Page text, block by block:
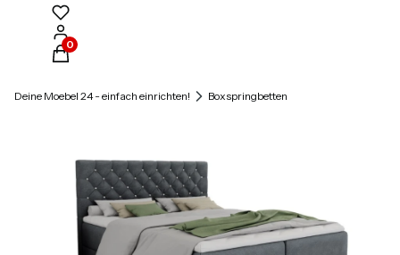
Produkte im Warenkorb: 0. Details anzeigen
Deine Moebel 24 - einfach einrichten! Boxspringbetten